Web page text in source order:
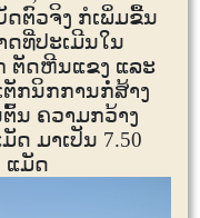
ຕົວຈິງ ກໍເພິ່ມຂື້ນ
ທີ່ປະເມີນໃນ
ຕັດຫີນແຂງ ແລະ
ກນິກການກໍ່ສ້າງ
ນ ຄວາມກວ້າງ
ດ ມາເປັນ 7.50
ແມັດ